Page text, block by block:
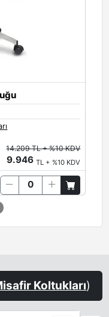
14.209 TL + %10 KDV
9.946TL + %10 KDV
Koltukları)